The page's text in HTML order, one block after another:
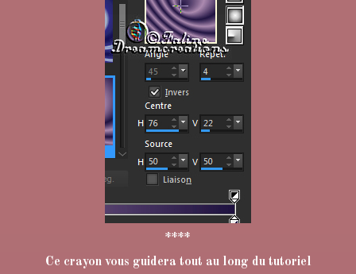
****
Ce crayon vous guidera tout au long du tutoriel